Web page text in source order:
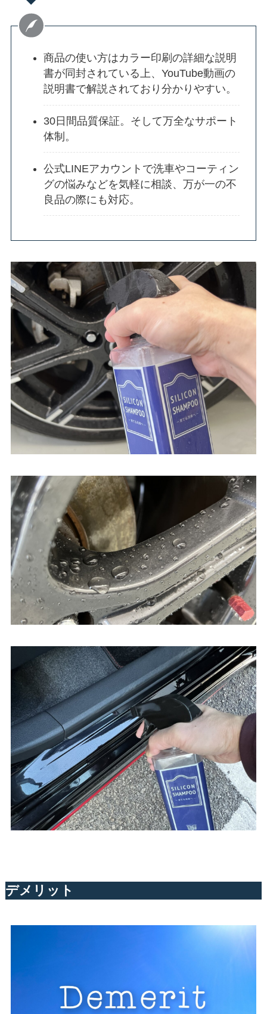
商品の使い方はカラー印刷の詳細な説明
書が同封されている上、YouTube動画の
説明書で解説されており分かりやすい。
30日間品質保証。そして万全なサポート
体制。
公式LINEアカウントで洗車やコーティン
グの悩みなどを気軽に相談、万が一の不
良品の際にも対応。
デメリット